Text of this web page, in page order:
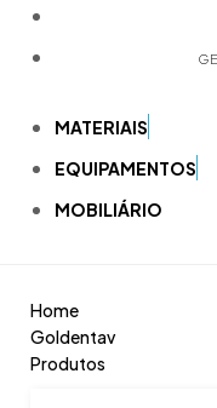
MATERIAIS
EQUIPAMENTOS
MOBILIÁRIO
Home
Goldentav
Produtos